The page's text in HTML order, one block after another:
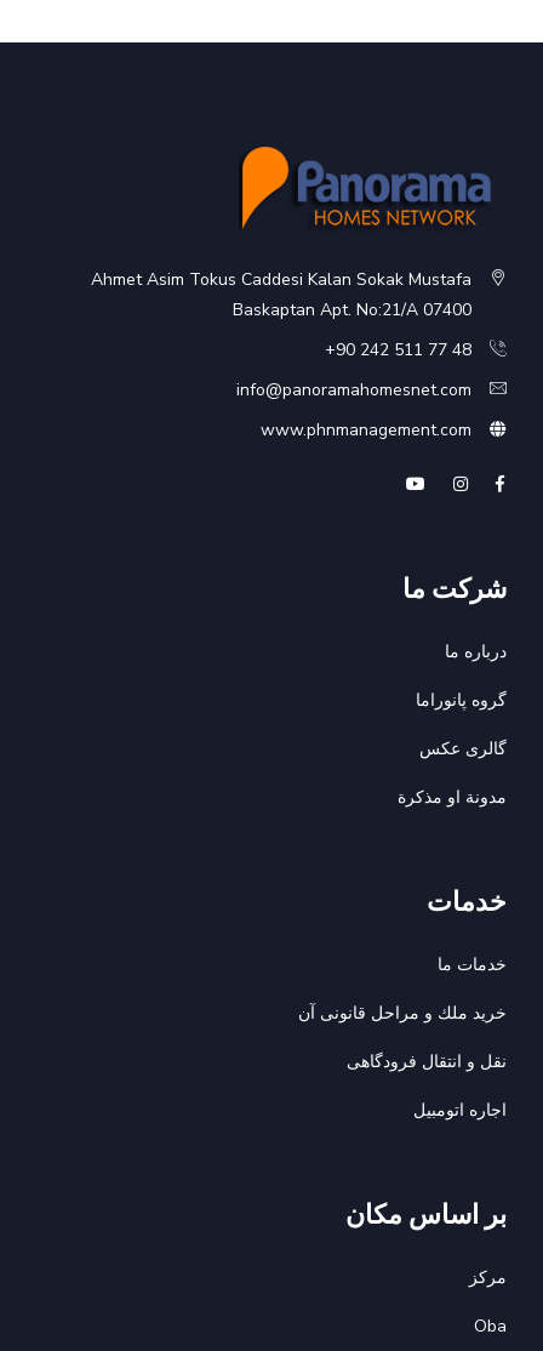
Ahmet Asim Tokus Caddesi Kalan Sokak Mustafa
Baskaptan Apt. No:21/A 07400
48 77 511 242 90+
info@panoramahomesnet.com
www.phnmanagement.com
شرکت ما
درباره ما
گروه پانوراما
گالری عکس
مدونة او مذكرة
خدمات
خدمات ما
خريد ملك و مراحل قانونى آن
نقل و انتقال فرودگاهی
اجاره اتومبيل
بر اساس مکان
مرکز
Oba